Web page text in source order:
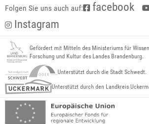
Folgen Sie uns auch auf: facebook
Instagram
Gefördert mit Mitteln des Ministeriums für
Forschung und Kultur des Landes Brandenburg.
Unterstützt durch die Stadt Schwedt.
Unterstützt durch den Landkreis